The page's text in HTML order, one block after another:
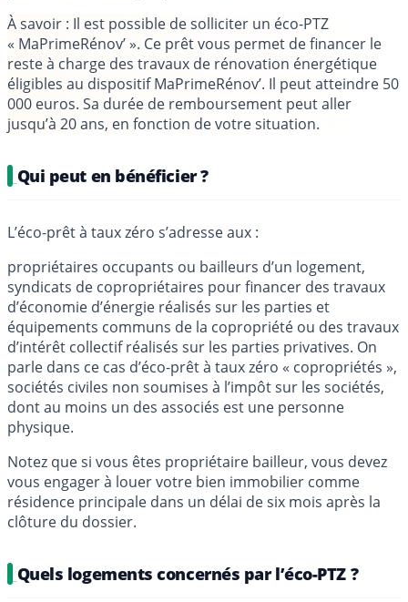
À savoir : Il est possible de solliciter un éco-PTZ
« MaPrimeRénov’ ». Ce prêt vous permet de financer le
reste à charge des travaux de rénovation énergétique
éligibles au dispositif MaPrimeRénov’. Il peut atteindre 50
000 euros. Sa durée de remboursement peut aller
jusqu’à 20 ans, en fonction de votre situation.
Qui peut en bénéficier ?
L’éco-prêt à taux zéro s’adresse aux :
propriétaires occupants ou bailleurs d’un logement,
syndicats de copropriétaires pour financer des travaux
d’économie d’énergie réalisés sur les parties et
équipements communs de la copropriété ou des travaux
d’intérêt collectif réalisés sur les parties privatives. On
parle dans ce cas d’éco-prêt à taux zéro « copropriétés »,
sociétés civiles non soumises à l’impôt sur les sociétés,
dont au moins un des associés est une personne
physique.
Notez que si vous êtes propriétaire bailleur, vous devez
vous engager à louer votre bien immobilier comme
résidence principale dans un délai de six mois après la
clôture du dossier.
Quels logements concernés par l’éco-PTZ ?